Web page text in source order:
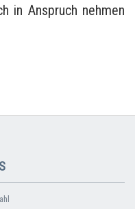
in Anspruch nehmen